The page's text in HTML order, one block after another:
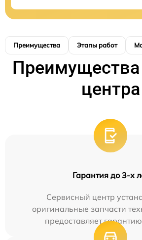
Преимущества Этапы работ
Преимущества
центра
Гарантия до 3-х
Сервисный центр
оригинальные запчасти
предоставляет